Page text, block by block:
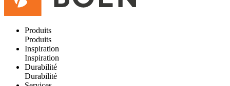
Produits
Produits
Inspiration
Inspiration
Durabilité
Durabilité